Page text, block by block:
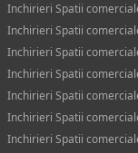
Inchirieri Spatii
Inchirieri Spatii
Inchirieri Spatii
Inchirieri Spatii
Inchirieri Spatii
Inchirieri Spatii
Inchirieri Spatii